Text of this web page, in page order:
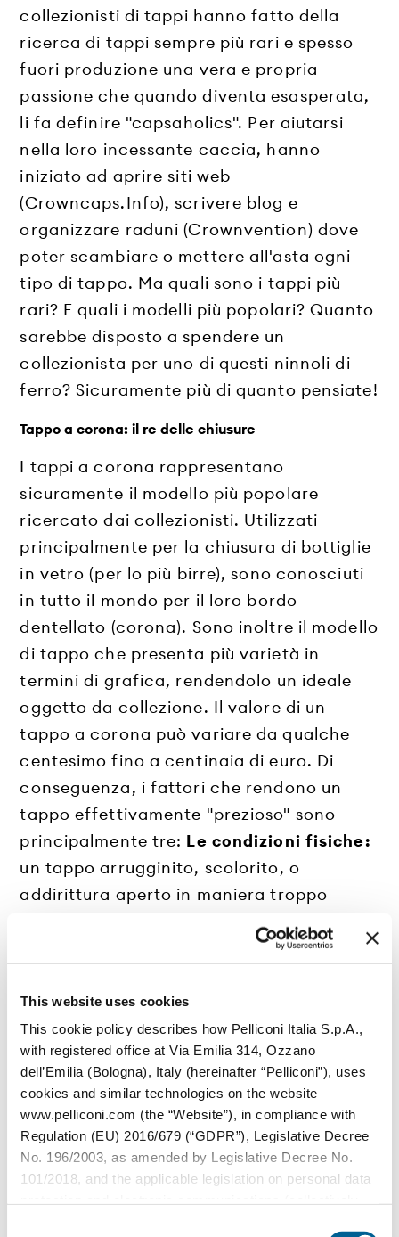
This website uses cookies
This cookie policy describes how Pelliconi Italia S.p.A.,
with registered office at Via Emilia 314, Ozzano
dell’Emilia (Bologna), Italy (hereinafter “Pelliconi”), uses
cookies and similar technologies on the website
www.pelliconi.com (the “Website”), in compliance with
Regulation (EU) 2016/679 (“GDPR”), Legislative Decree
No. 196/2003, as amended by Legislative Decree No.
101/2018, and the applicable legislation on personal data
collezionisti di tappi hanno fatto della
ricerca di tappi sempre più rari e spesso
fuori produzione una vera e propria
passione che quando diventa esasperata,
li fa definire "capsaholics". Per aiutarsi
nella loro incessante caccia, hanno
iniziato ad aprire siti web
(Crowncaps.Info), scrivere blog e
organizzare raduni (Crownvention) dove
poter scambiare o mettere all'asta ogni
tipo di tappo. Ma quali sono i tappi più
rari? E quali i modelli più popolari? Quanto
sarebbe disposto a spendere un
collezionista per uno di questi ninnoli di
ferro? Sicuramente più di quanto pensiate!
Tappo a corona: il re delle chiusure
I tappi a corona rappresentano
sicuramente il modello più popolare
ricercato dai collezionisti. Utilizzati
principalmente per la chiusura di bottiglie
in vetro (per lo più birre), sono conosciuti
in tutto il mondo per il loro bordo
dentellato (corona). Sono inoltre il modello
di tappo che presenta più varietà in
termini di grafica, rendendolo un ideale
oggetto da collezione. Il valore di un
tappo a corona può variare da qualche
centesimo fino a centinaia di euro. Di
conseguenza, i fattori che rendono un
tappo effettivamente "prezioso" sono
principalmente tre: Le condizioni fisiche:
un tappo arrugginito, scolorito, o
addirittura aperto in maniera troppo
brusca, e di conseguenza deformato,
perde immediatamente di valore.
che un collezionista stia cercando
specificatamente dei tappi prodotti dalla
Heineken nel 1950. Quanto sarebbe
disposto a pagare per l'ultimo pezzo che
gli manca? Il valore affettivo ed emotivo
ha sicuramente una grande influenza sul
prezzo di un tappo.La rarità del modello:
un tappo ormai fuori produzione, o